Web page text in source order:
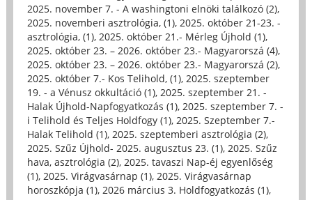
2025. november 7. - A washingtoni elnöki találkozó (2),
2025. novemberi asztrológia, (1), 2025. október 21-23. -
asztrológia, (1), 2025. október 21.- Mérleg Újhold (1),
2025. október 23. – 2026. október 23.- Magyarorszá (4),
2025. október 23. – 2026. október 23.- Magyarorszá (2),
2025. október 7.- Kos Telihold, (1), 2025. szeptember
19. - a Vénusz okkultáció (1), 2025. szeptember 21. -
Halak Újhold-Napfogyatkozás (1), 2025. szeptember 7. -
i Telihold és Teljes Holdfogy (1), 2025. Szeptember 7.-
Halak Telihold (1), 2025. szeptemberi asztrológia (2),
2025. Szűz Újhold- 2025. augusztus 23. (1), 2025. Szűz
hava, asztrológia (2), 2025. tavaszi Nap-éj egyenlőség
(1), 2025. Virágvasárnap (1), 2025. Virágvasárnap
horoszkópja (1), 2026 március 3. Holdfogyatkozás (1),